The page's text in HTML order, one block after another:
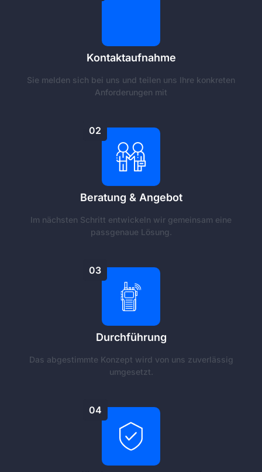
Kontaktaufnahme
Sie melden sich bei uns und teilen uns Ihre konkreten
Anforderungen mit
02
Beratung & Angebot
Im nächsten Schritt entwickeln wir gemeinsam eine
passgenaue Lösung.
03
Durchführung
Das abgestimmte Konzept wird von uns zuverlässig
umgesetzt.
04